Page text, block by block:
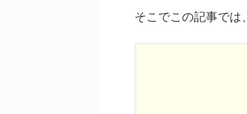
そこでこの記事では、